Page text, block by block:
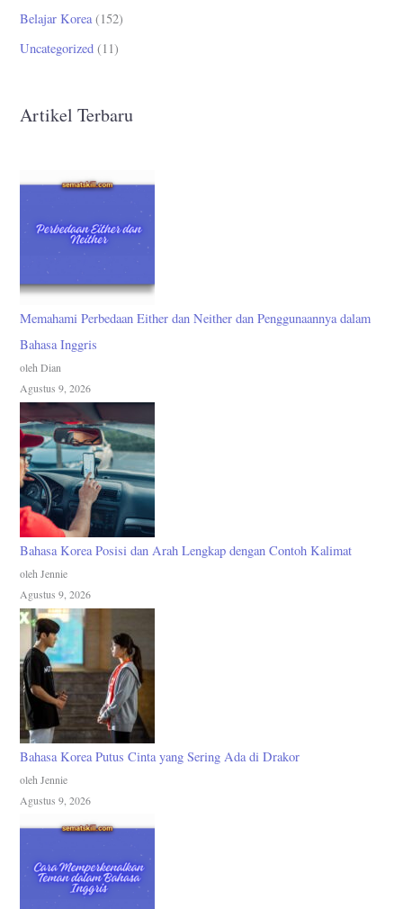
Belajar Korea(152)
Uncategorized (11)
Artikel Terbaru
Memahami Perbedaan Either dan Neither dan Penggunaannya dalam
Bahasa Inggris
oleh Dian
Agustus 9, 2026
Bahasa Korea Posisi dan Arah Lengkap dengan Contoh Kalimat
oleh Jennie
Agustus 9, 2026
Bahasa Korea Putus Cinta yang Sering Ada di Drakor
oleh Jennie
Agustus 9, 2026